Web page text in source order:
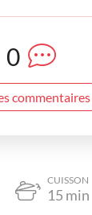
0
commentaires
CUISSON
15 min